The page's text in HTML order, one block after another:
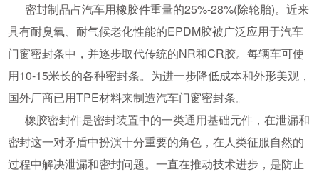
密封制品占汽车用橡胶件重量的25%-28%(除轮胎)。近来
具有耐臭氧、耐气候老化性能的EPDM胶被广泛应用于汽车
门窗密封条中，并逐步取代传统的NR和CR胶。每辆车可使
用10-15米长的各种密封条。为进一步降低成本和外形美观，
国外厂商已用TPE材料来制造汽车门窗密封条。
橡胶密封件是密封装置中的一类通用基础元件，在泄漏和
密封这一对矛盾中扮演十分重要的角色，在人类征服自然的
过程中解决泄漏和密封问题。一直在推动技术进步，是防止